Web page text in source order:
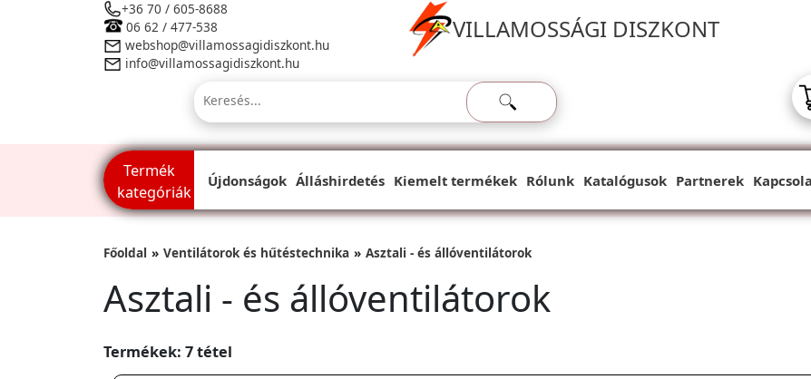
+36 70 / 605-8688
06 62 / 477-538
webshop@villamossagidiszkont.hu
info@villamossagidiszkont.hu
VILLAMOSSÁGI DISZKONT
Termék
kategóriák
Újdonságok Álláshirdetés Kiemelt termékek Rólunk Katalógusok Partnerek
Főoldal Ventilátorok és hűtéstechnika Asztali - és állóventilátorok
Asztali - és állóventilátorok
Termékek: 7 tétel